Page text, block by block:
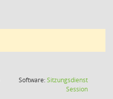
Software:Sitzungsdienst
Session(Wird in